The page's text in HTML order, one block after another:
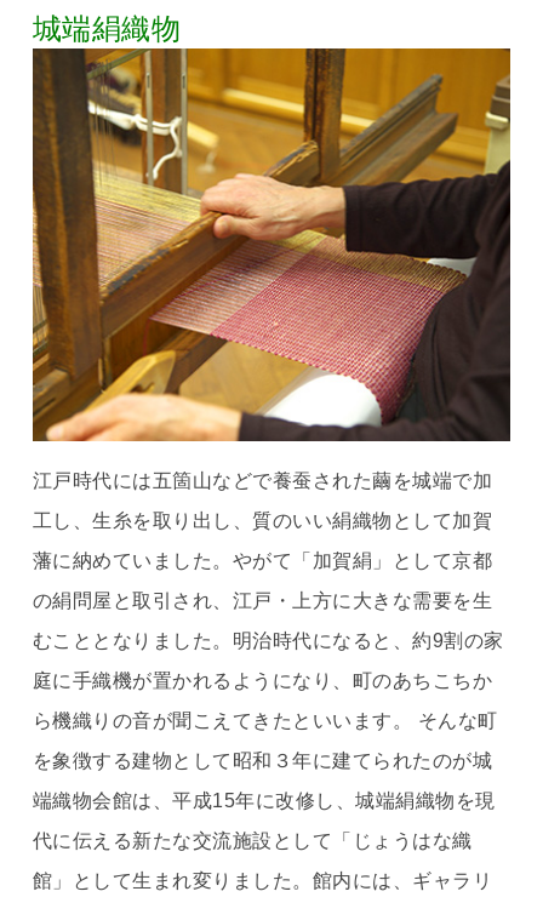
城端絹織物
江戸時代には五箇山などで養蚕された繭を城端で加
工し、生糸を取り出し、質のいい絹織物として加賀
藩に納めていました。やがて「加賀絹」として京都
の絹問屋と取引され、江戸・上方に大きな需要を生
むこととなりました。明治時代になると、約9割の家
庭に手織機が置かれるようになり、町のあちこちか
ら機織りの音が聞こえてきたといいます。 そんな町
を象徴する建物として昭和３年に建てられたのが城
端織物会館は、平成15年に改修し、城端絹織物を現
代に伝える新たな交流施設として「じょうはな織
館」として生まれ変りました。館内には、ギャラリ